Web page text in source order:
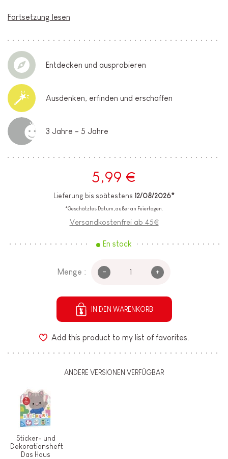
Fortsetzung lesen
Entdecken und ausprobieren
Ausdenken, erfinden und erschaffen
3 Jahre - 5 Jahre
5,99 €
Lieferung bis spätestens 12/08/2026*
*Geschätztes Datum, außer an Feiertagen.
Versandkostenfrei ab 45€
En stock
Menge : - +
IN DEN WARENKORB
Add this product to my list of favorites.
ANDERE VERSIONEN VERFÜGBAR
Sticker- und
Dekorationsheft
Das Haus